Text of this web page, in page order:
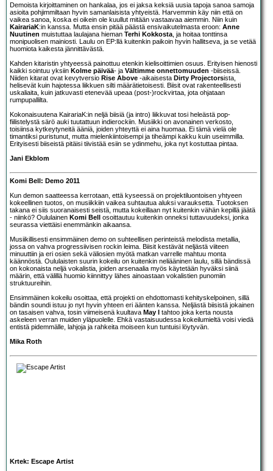
Demoista kirjoittaminen on hankalaa, jos ei jaksa keksiä uusia tapoja sanoa samoja
asioita pohjimmiltaan hyvin samanlaisista yhtyeistä. Harvemmin käy niin että on
vaikea sanoa, koska ei oikein ole kuullut mitään vastaavaa aiemmin. Niin kuin
KairariaK:in kanssa. Mutta ensin pitää päästä ensivaikutelmasta eroon: Anne
Nuutinen muistuttaa laulajana hieman Terhi Kokkosta , ja hoitaa tonttinsa
monipuolisen mainiosti. Laulu on EP:llä kuitenkin paikoin hyvin hallitseva, ja se vetää
huomiota kaikesta jännittävästä.
Kahden kitaristin yhtyeessä painottuu etenkin kielisoittimien osuus. Erityisen hienosti
kaikki sointuu yksiin Kolme päivää- ja Vältimme onnettomuuden -biiseissä.
Niiden kitarat ovat kevytversio Rise Above -aikaisesta Dirty Projectorsista,
helisevät kuin hajotessa liikkuen silti määrätietoisesti. Biisit ovat rakenteellisesti
uskaliaita, kuin jatkuvasti etenevää upeaa (post-)rockvirtaa, jota ohjataan
rumpupallilta.
Kokonaisuutena KairariaK:in neljä biisiä (ja intro) liikkuvat tosi heleästä pop-
fiilistelystä särö auki tuutattuun indierockiin. Musiikki on avonainen verkosto,
toisiinsa kytkeytyneitä ääniä, joiden yhteyttä ei aina huomaa. Ei tämä vielä ole
timantiksi puristunut, mutta mielenkiintoisempi ja tiheämpi kakku kuin useimmilla.
Erityisesti biiseistä pitäisi tiivistää esiin se ydinmehu, joka nyt kostuttaa pintaa.
Jani Ekblom
Komi Bell: Demo 2011
Kun demon saatteessa kerrotaan, että kyseessä on projektiluontoisen yhtyeen
kokeellinen tuotos, on musiikkiin vaikea suhtautua aluksi varauksetta. Tuotoksen
takana ei siis suoranaisesti seistä, mutta kokeillaan nyt kuitenkin vähän kepillä jäätä
- niinkö? Oululainen Komi Bell osoittautuu kuitenkin onneksi tuttavuudeksi, jonka
seurassa viettäisi enemmänkin aikaansa.
Musiikillisesti ensimmäinen demo on suhteellisen perinteistä melodista metallia,
jossa on vahva progressiivisen rockin leima. Biisit kestävät neljästä viiteen
minuuttiin ja eri osien sekä väliosien myötä matkan varrelle mahtuu monta
käännöstä. Oululaisten suurin kokeilu on kuitenkin neliääninen laulu, sillä bändissä
on kokonaista neljä vokalistia, joiden arsenaalia myös käytetään hyväksi siinä
määrin, että välillä huomio kiinnittyy lähes ainoastaan vokalistien punomiin
struktuureihin.
Ensimmäinen kokeilu osoittaa, että projekti on ehdottomasti kehityskelpoinen, sillä
bändin soundi istuu jo nyt hyvin yhteen eri äänten kanssa. Neljästä biisistä jokainen
on tasaisen vahva, tosin viimeisenä kuultava May I tahtoo joka kerta nousta
askeleen verran muiden yläpuolelle. Ehkä vastaisuudessa kokeilumieltä voisi viedä
entistä pidemmälle, lahjoja ja rahkeita moiseen kun tuntuisi löytyvän.
Mika Roth
Krtek: Escape Artist